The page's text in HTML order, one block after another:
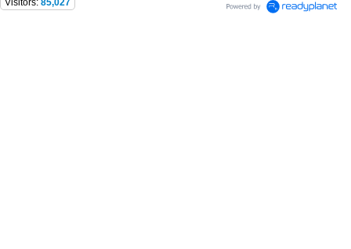
Visitors: 85,027